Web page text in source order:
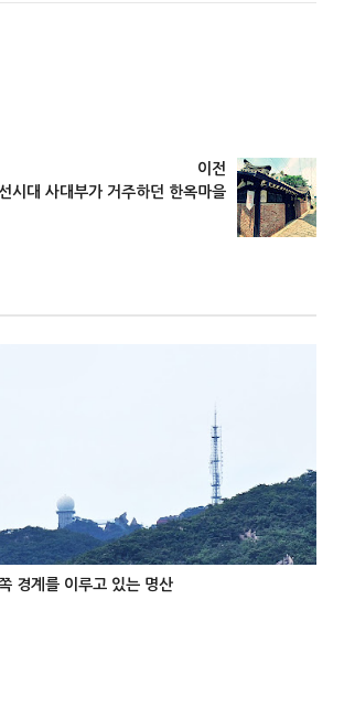
이전
시대 사대부가 거주하던 한옥마을
경계를 이루고 있는 명산